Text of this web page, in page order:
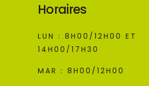
Horaires
LUN : 8H00/12H00 ET
14H00/17H30
MAR : 8H00/12H00